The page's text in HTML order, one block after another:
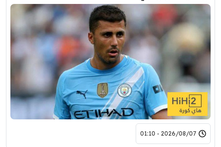
2026/08/07 - 01:10